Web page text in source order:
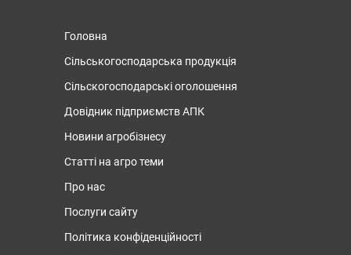
Головна
Сільськогосподарська продукція
Сільскогосподарські оголошення
Довідник підприємств АПК
Новини агробізнесу
Статті на агро теми
Про нас
Послуги сайту
Політика конфіденційності